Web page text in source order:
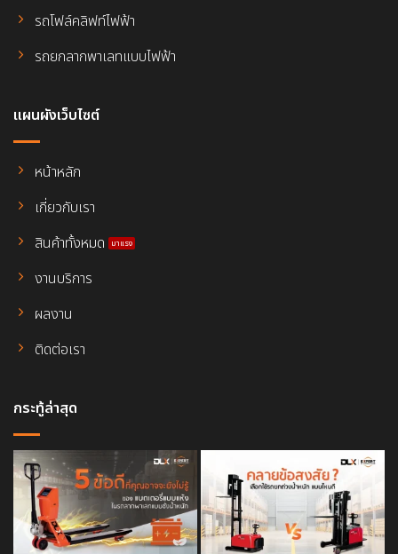
รถโฟล์คลิฟท์ไฟฟ้า
รถยกลากพาเลทแบบไฟฟ้า
แผนผังเว็บไซต์
หน้าหลัก
เกี่ยวกับเรา
สินค้าทั้งหมด
งานบริการ
ผลงาน
ติดต่อเรา
กระทู้ล่าสุด